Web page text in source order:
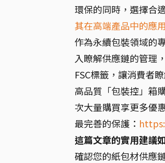
環保的同時，選擇合
其在高端產品中的應用
作為永續包裝領域的
入瞭解供應鏈的管理
FSC標籤，讓消費者
高品質「包裝控」箱
次大量購買享更多優
最完善的保護：
這篇文章的實用建議
確認您的紙包材供應